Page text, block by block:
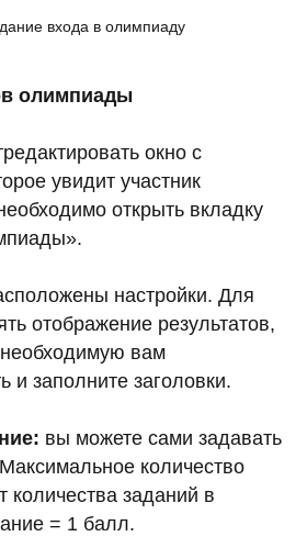
входа в олимпиаду
олимпиады
окно с
увидит участник
открыть вкладку
настройки. Для
отображение результатов,
вам
и заполните заголовки.
вы можете сами задавать
количество
количества заданий в
= 1 балл.